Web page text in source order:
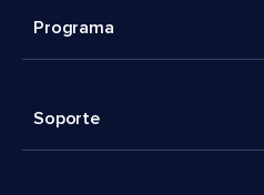
Programa
Soporte